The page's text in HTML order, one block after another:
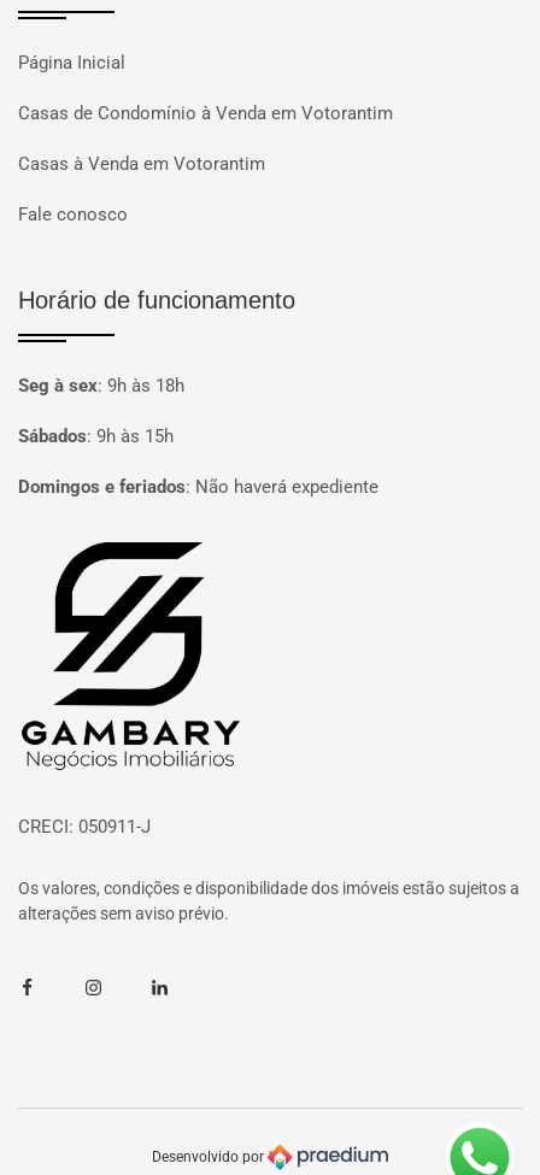
Página Inicial
Casas de Condomínio à Venda em Votorantim
Casas à Venda em Votorantim
Fale conosco
Horário de funcionamento
Seg à sex: 9h às 18h
Sábados: 9h às 15h
Domingos e feriados: Não haverá expediente
Página inicial
CRECI: 050911-J
Os valores, condições e disponibilidade dos imóveis estão sujeitos a
alterações sem aviso prévio.
FacebookInstagramLinkedin
Desenvolvido por